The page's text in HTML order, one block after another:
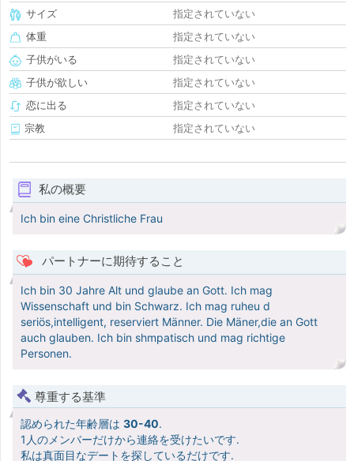
サイズ
指定されていない
体重
指定されていない
子供がいる
指定されていない
子供が欲しい
指定されていない
恋に出る
指定されていない
宗教
指定されていない
私の概要
Ich bin eine Christliche Frau
パートナーに期待すること
Ich bin 30 Jahre Alt und glaube an Gott. Ich mag
Wissenschaft und bin Schwarz. Ich mag ruheu d
seriös,intelligent, reserviert Männer. Die Mäner,die an Gott
auch glauben. Ich bin shmpatisch und mag richtige
Personen.
尊重する基準
認められた年齢層は 30-40.
1人のメンバーだけから連絡を受けたいです.
私は真面目なデートを探しているだけです.